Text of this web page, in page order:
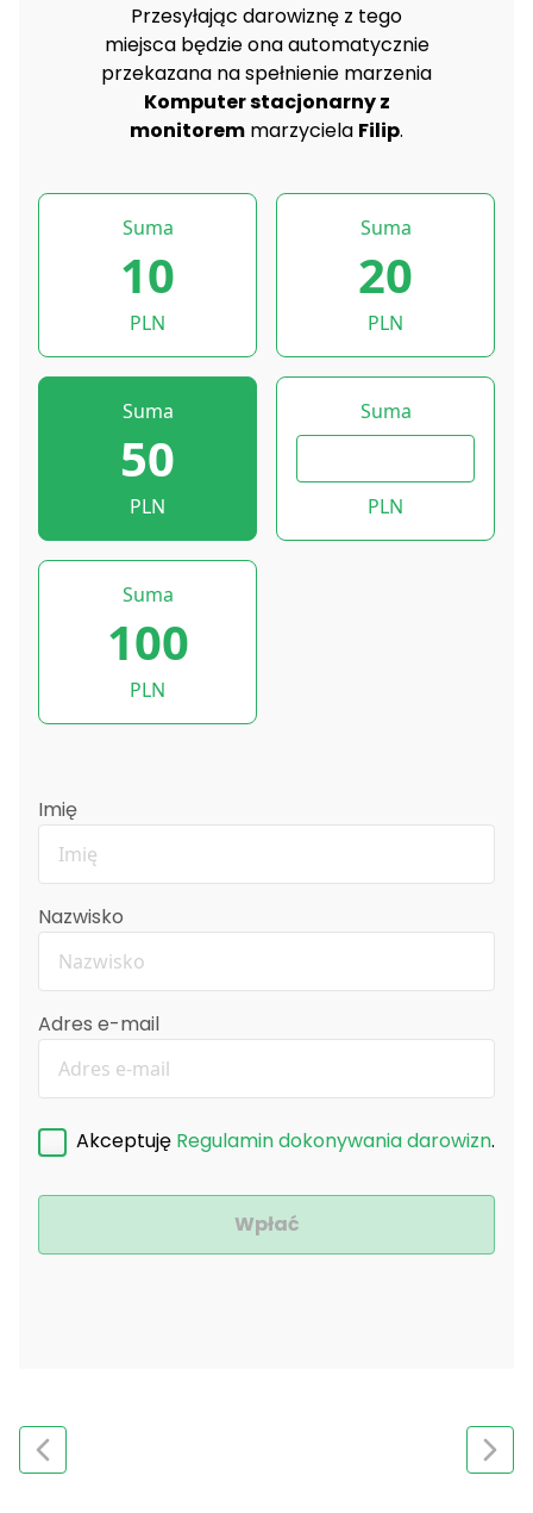
Przesyłając darowiznę z tego
miejsca będzie ona automatycznie
przekazana na spełnienie marzenia
Komputer stacjonarny z
monitorem marzyciela Filip.
Suma
10
PLN
Suma
20
PLN
Suma
50
PLN
Suma
PLN
Suma
100
PLN
Imię
Nazwisko
Adres e-mail
Akceptuję Regulamin dokonywania darowizn.
Wpłać